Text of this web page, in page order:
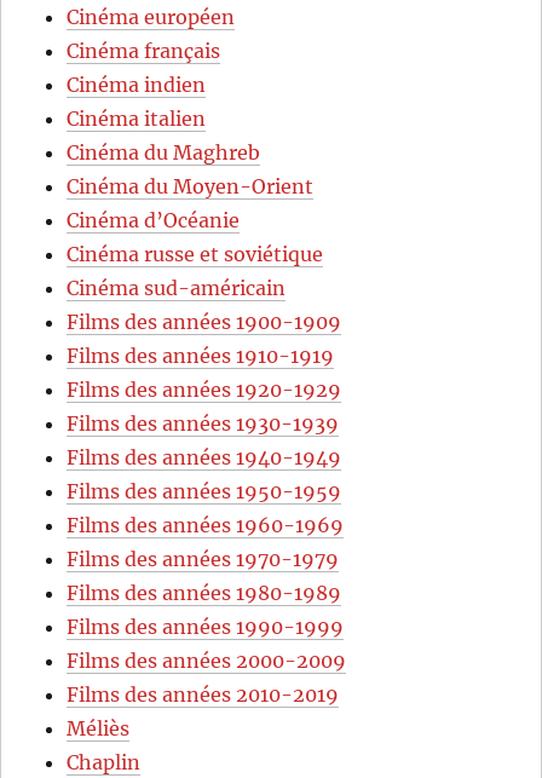
Cinéma européen
Cinéma français
Cinéma indien
Cinéma italien
Cinéma du Maghreb
Cinéma du Moyen-Orient
Cinéma d’Océanie
Cinéma russe et soviétique
Cinéma sud-américain
Films des années 1900-1909
Films des années 1910-1919
Films des années 1920-1929
Films des années 1930-1939
Films des années 1940-1949
Films des années 1950-1959
Films des années 1960-1969
Films des années 1970-1979
Films des années 1980-1989
Films des années 1990-1999
Films des années 2000-2009
Films des années 2010-2019
Méliès
Chaplin